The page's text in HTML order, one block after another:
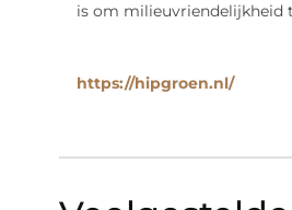
is om milieuvriendelijkheid
https://hipgroen.nl/